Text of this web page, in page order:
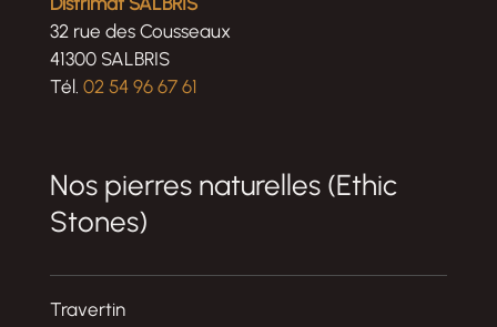
32 rue des Cousseaux
41300 SALBRIS
Tél. 02 54 96 67 61
Nos pierres naturelles (Ethic
Stones)
Travertin